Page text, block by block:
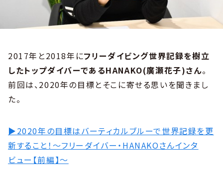
2017年と2018年にフリーダイビング世界記録を樹立
したトップダイバーであるHANAKO(廣瀬花子)さん。
前回は、2020年の目標とそこに寄せる思いを聞きまし
た。
▶︎2020年の目標はバーティカルブルーで世界記録を更
新すること！〜フリーダイバー・HANAKOさんインタ
ビュー【前編】〜